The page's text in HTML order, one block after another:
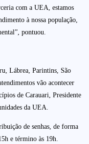
com a UEA, estamos
à nossa população,
pontuou.
Lábrea, Parintins, São
vão acontecer
de Carauari, Presidente
da UEA.
de senhas, de forma
e término às 19h.